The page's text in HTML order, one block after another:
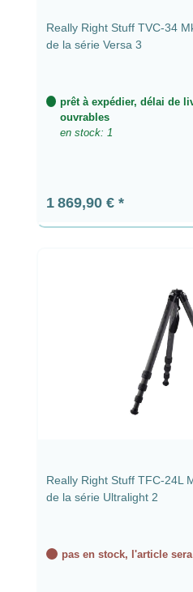
Really Right Stuff TVC-34
de la série Versa 3
prêt à expédier, délai de
ouvrables
en stock: 1
Prix régulier :
1 869,90 €
Really Right Stuff TFC-24L MK2 Trépied en
de la série Ultralight 2
pas en stock, l'article